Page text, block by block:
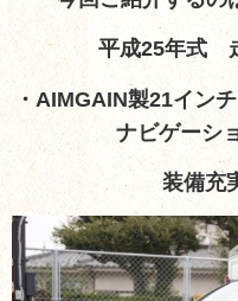
平成25年式
・AIMGAIN製21イン
ナビゲーシ
装備充